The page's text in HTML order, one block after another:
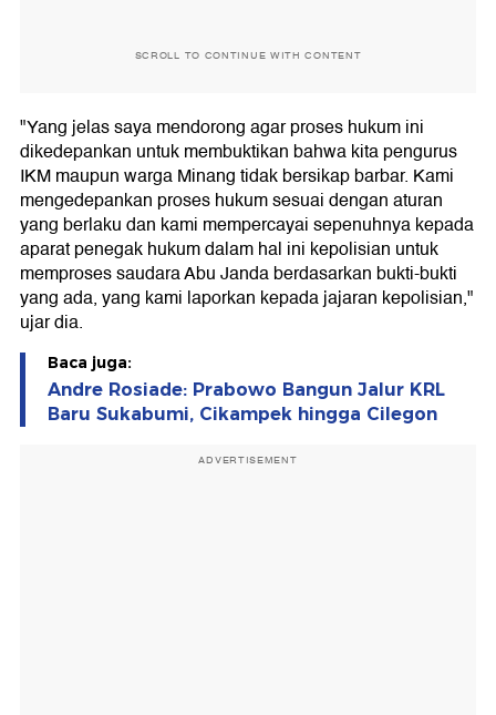
SCROLL TO CONTINUE WITH CONTENT
"Yang jelas saya mendorong agar proses hukum ini
dikedepankan untuk membuktikan bahwa kita pengurus
IKM maupun warga Minang tidak bersikap barbar. Kami
mengedepankan proses hukum sesuai dengan aturan
yang berlaku dan kami mempercayai sepenuhnya kepada
aparat penegak hukum dalam hal ini kepolisian untuk
memproses saudara Abu Janda berdasarkan bukti-bukti
yang ada, yang kami laporkan kepada jajaran kepolisian,"
ujar dia.
Baca juga:
Andre Rosiade: Prabowo Bangun Jalur KRL
Baru Sukabumi, Cikampek hingga Cilegon
ADVERTISEMENT